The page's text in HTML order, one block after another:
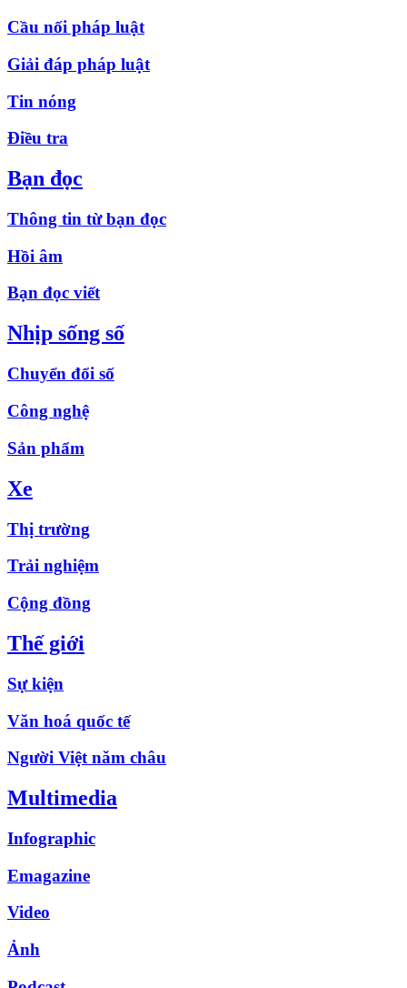
Cầu nối pháp luật
Giải đáp pháp luật
Tin nóng
Điều tra
Bạn đọc
Thông tin từ bạn đọc
Hồi âm
Bạn đọc viết
Nhịp sống số
Chuyển đổi số
Công nghệ
Sản phẩm
Xe
Thị trường
Trải nghiệm
Cộng đồng
Thế giới
Sự kiện
Văn hoá quốc tế
Người Việt năm châu
Multimedia
Infographic
Emagazine
Video
Ảnh